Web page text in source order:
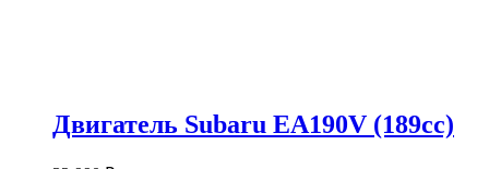
Двигатель Subaru EA190V (189сс)